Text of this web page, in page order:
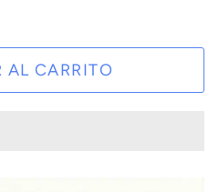
AL CARRITO